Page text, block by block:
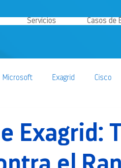
Servicios Casos de
Microsoft Exagrid Cisco
Exagrid: